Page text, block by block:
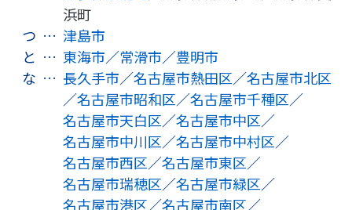
浜町
つ … 津島市
と … 東海市／常滑市／豊明市
な … 長久手市／名古屋市熱田区／名古屋市北区
／名古屋市昭和区／名古屋市千種区／
名古屋市天白区／名古屋市中区／
名古屋市中川区／名古屋市中村区／
名古屋市西区／名古屋市東区／
名古屋市瑞穂区／名古屋市緑区／
名古屋市港区／名古屋市南区／